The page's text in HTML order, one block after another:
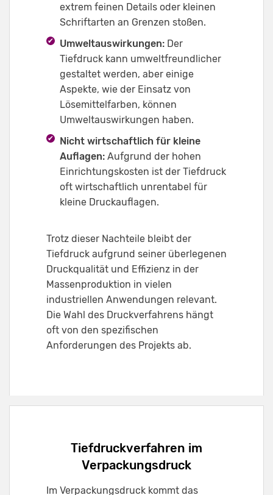
extrem feinen Details oder kleinen
Schriftarten an Grenzen stoßen.
Umweltauswirkungen: Der
Tiefdruck kann umweltfreundlicher
gestaltet werden, aber einige
Aspekte, wie der Einsatz von
Lösemittelfarben, können
Umweltauswirkungen haben.
Nicht wirtschaftlich für kleine
Auflagen: Aufgrund der hohen
Einrichtungskosten ist der Tiefdruck
oft wirtschaftlich unrentabel für
kleine Druckauflagen.
Trotz dieser Nachteile bleibt der
Tiefdruck aufgrund seiner überlegenen
Druckqualität und Effizienz in der
Massenproduktion in vielen
industriellen Anwendungen relevant.
Die Wahl des Druckverfahrens hängt
oft von den spezifischen
Anforderungen des Projekts ab.
Tiefdruckverfahren im
Verpackungsdruck
Im Verpackungsdruck kommt das